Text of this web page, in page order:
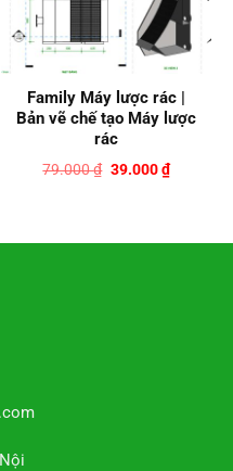
Family Máy lược rác |
Bản vẽ chế tạo Máy lược
rác
79.000₫ Giá
39.000₫Giá
hiện